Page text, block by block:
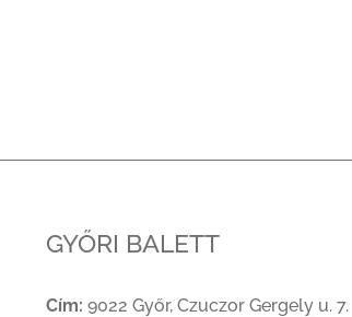
GYŐRI BALETT
Cím: 9022 Győr, Czuczor Gergely u. 7.